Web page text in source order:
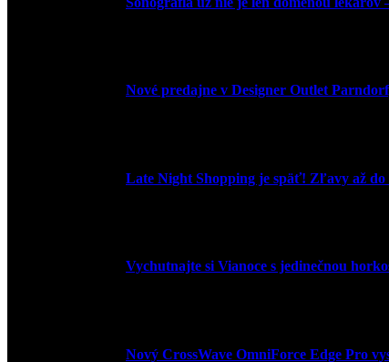
Nové predajne v Designer Outlet
Late Night Shopping je späť! Zľavy až
Vychutnajte si Vianoce s jedinečnou
Nový CrossWave OmniForce Edge Pro